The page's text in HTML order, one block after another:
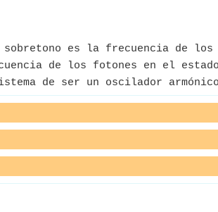
es la frecuencia de los
de los fotones en el
de ser un oscilador